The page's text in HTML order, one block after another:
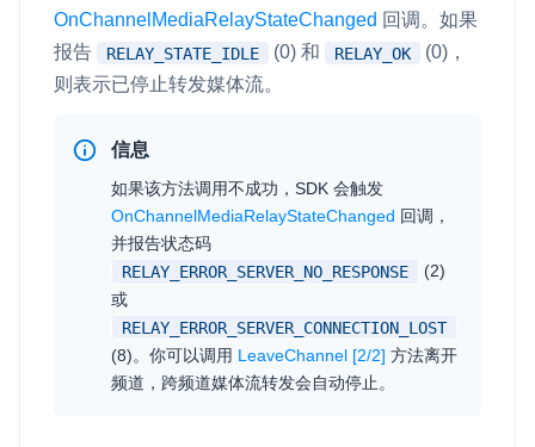
OnChannelMediaRelayStateChanged 回调。如果
报告
RELAY_STATE_IDLE (0) 和 RELAY_OK
(0)，
则表示已停止转发媒体流。
信息
如果该方法调用不成功，SDK 会触发
OnChannelMediaRelayStateChanged 回调，
并报告状态码
RELAY_ERROR_SERVER_NO_RESPONSE
(2)
或
RELAY_ERROR_SERVER_CONNECTION_LOST
(8)。你可以调用 LeaveChannel [2/2] 方法离开
频道，跨频道媒体流转发会自动停止。